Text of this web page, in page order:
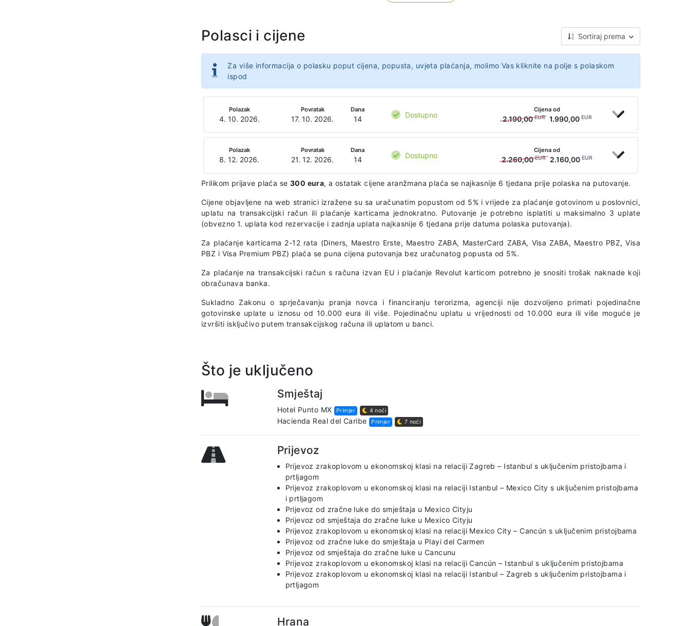
Polasci i cijene Sortiraj prema
Za više informacija o polasku poput cijena, popusta, uvjeta plaćanja, molimo Vas kliknite na polje s polaskom
ispod
Polazak
4. 10. 2026.
Povratak
17. 10. 2026.
Dana
14 Dostupno
Cijena od
2.190,00EUR 1.990,00 EUR
Polazak
8. 12. 2026.
Povratak
21. 12. 2026.
Dana
14 Dostupno
Cijena od
2.260,00EUR 2.160,00 EUR
Prilikom prijave plaća se 300 eura, a ostatak cijene aranžmana plaća se najkasnije 6 tjedana prije polaska na putovanje.
Cijene objavljene na web stranici izražene su sa uračunatim popustom od 5% i vrijede za plaćanje gotovinom u poslovnici,
uplatu na transakcijski račun ili plaćanje karticama jednokratno. Putovanje je potrebno isplatiti u maksimalno 3 uplate
(obvezno 1. uplata kod rezervacije i zadnja uplata najkasnije 6 tjedana prije datuma polaska putovanja).
Za plaćanje karticama 2-12 rata (Diners, Maestro Erste, Maestro ZABA, MasterCard ZABA, Visa ZABA, Maestro PBZ, Visa
PBZ i Visa Premium PBZ) plaća se puna cijena putovanja bez uračunatog popusta od 5%.
Za plaćanje na transakcijski račun s računa izvan EU i plaćanje Revolut karticom potrebno je snositi trošak naknade koji
obračunava banka.
Sukladno Zakonu o sprječavanju pranja novca i financiranju terorizma, agenciji nije dozvoljeno primati pojedinačne
gotovinske uplate u iznosu od 10.000 eura ili više. Pojedinačnu uplatu u vrijednosti od 10.000 eura ili više moguće je
izvršiti isključivo putem transakcijskog računa ili uplatom u banci.
Što je uključeno
Smještaj
Hotel Punto MX Primjer 4 noći
Hacienda Real del Caribe Primjer 7 noći
Prijevoz
Prijevoz zrakoplovom u ekonomskoj klasi na relaciji Zagreb – Istanbul s uključenim pristojbama i
prtljagom
Prijevoz zrakoplovom u ekonomskoj klasi na relaciji Istanbul – Mexico City s uključenim pristojbama
i prtljagom
Prijevoz od zračne luke do smještaja u Mexico Cityju
Prijevoz od smještaja do zračne luke u Mexico Cityju
Prijevoz zrakoplovom u ekonomskoj klasi na relaciji Mexico City – Cancún s uključenim pristojbama
Prijevoz od zračne luke do smještaja u Playi del Carmen
Prijevoz od smještaja do zračne luke u Cancunu
Prijevoz zrakoplovom u ekonomskoj klasi na relaciji Cancún – Istanbul s uključenim pristojbama
Prijevoz zrakoplovom u ekonomskoj klasi na relaciji Istanbul – Zagreb s uključenim pristojbama i
prtljagom
Hrana